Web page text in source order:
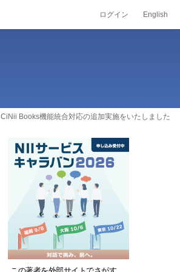
ログイン English
CiNii Books機能統合対応の追加実施をいたしました